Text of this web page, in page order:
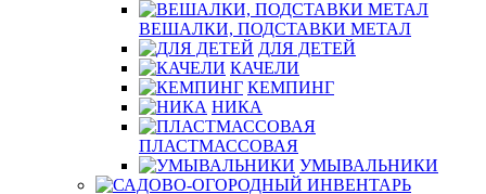
ВЕШАЛКИ, ПОДСТАВКИ МЕТАЛ
ДЛЯ ДЕТЕЙ
КАЧЕЛИ
КЕМПИНГ
НИКА
ПЛАСТМАССОВАЯ
УМЫВАЛЬНИКИ